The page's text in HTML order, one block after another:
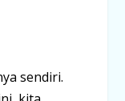
sendiri.